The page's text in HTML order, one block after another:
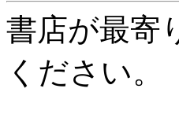
書店が最寄
ください。